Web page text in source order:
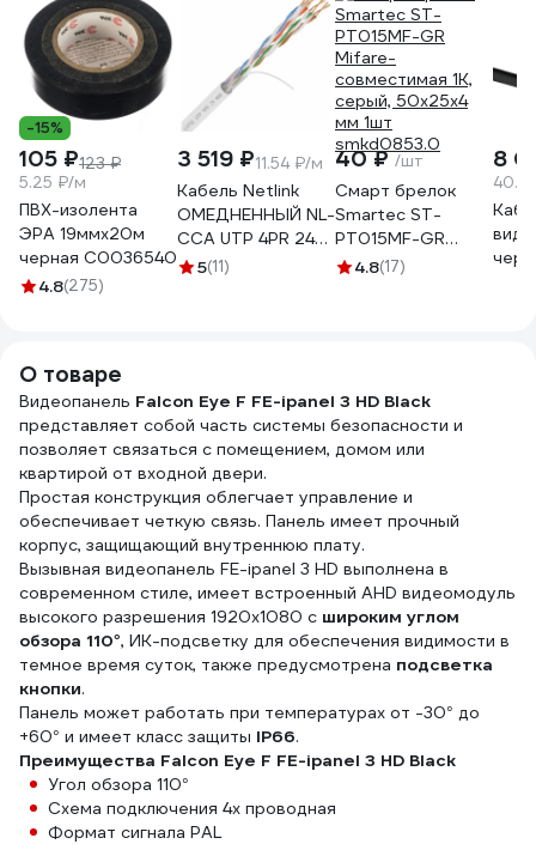
-15%
105 ₽123 ₽
5.25 ₽/м
ПВХ-изолента
ЭРА 19ммх20м
черная C0036540
4.8(275)
3 519 ₽11.54 ₽/м
Кабель Netlink
ОМЕДНЕННЫЙ NL-
CCA UTP 4PR 24
AWG CAT5е 305м
5(11)
40 ₽/шт
Cмарт брелок
Smartec ST-
PT015MF-GR
Mifare-
4.8(17)
8
О товаре
Видеопанель Falcon Eye F FE-ipanel 3 HD Black
представляет собой часть системы безопасности и
позволяет связаться с помещением, домом или
квартирой от входной двери.
Простая конструкция облегчает управление и
обеспечивает четкую связь. Панель имеет прочный
корпус, защищающий внутреннюю плату.
Вызывная видеопанель FE-ipanel 3 HD выполнена в
современном стиле, имеет встроенный AHD видеомодуль
высокого разрешения 1920x1080 с широким углом
обзора 110°, ИК-подсветку для обеспечения видимости в
темное время суток, также предусмотрена подсветка
кнопки.
Панель может работать при температурах от -30° до
+60° и имеет класс защиты IP66.
Преимущества Falcon Eye F FE-ipanel 3 HD Black
Угол обзора 110°
Схема подключения 4х проводная
Формат сигнала PAL